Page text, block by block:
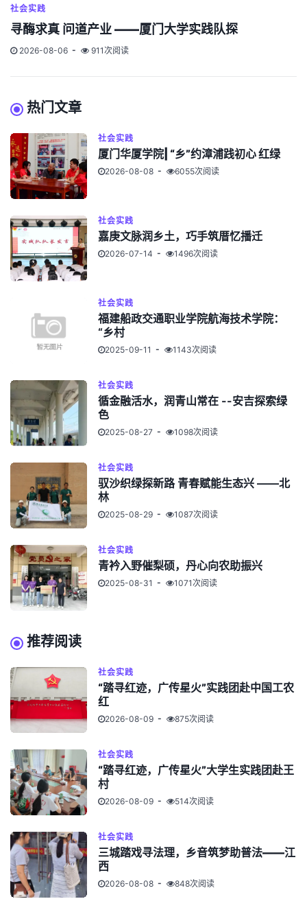
社会实践
寻酶求真 问道产业 ——厦门大学实践队探
2026-08-06 911次阅读
热门文章
社会实践
厦门华厦学院| “乡”约漳浦践初心 红绿
2026-08-08 6055次阅读
社会实践
嘉庚文脉润乡土，巧手筑厝忆播迁
2026-07-14 1496次阅读
社会实践
福建船政交通职业学院航海技术学院：
“乡村
2025-09-11 1143次阅读
社会实践
循金融活水，润青山常在 --安吉探索绿
色
2025-08-27 1098次阅读
社会实践
驭沙织绿探新路 青春赋能生态兴 ——北
林
2025-08-29 1087次阅读
社会实践
青衿入野催梨硕，丹心向农助振兴
2025-08-31 1071次阅读
推荐阅读
社会实践
“踏寻红迹，广传星火”实践团赴中国工农
红
2026-08-09 875次阅读
社会实践
“踏寻红迹，广传星火”大学生实践团赴王
村
2026-08-09 514次阅读
社会实践
三城踏戏寻法理，乡音筑梦助普法——江
西
2026-08-08 848次阅读